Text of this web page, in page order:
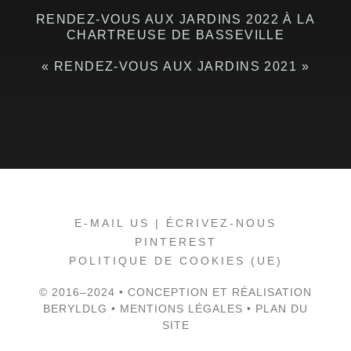
RENDEZ-VOUS AUX JARDINS 2022 À LA
CHARTREUSE DE BASSEVILLE
« RENDEZ-VOUS AUX JARDINS 2021 »
E-MAIL US | ÉCRIVEZ-NOUS
PINTEREST
POLITIQUE DE COOKIES (UE)
© 2016–2024 • CONCEPTION ET RÉALISATION
BERYLDLG • MENTIONS LÉGALES • PLAN DU
SITE